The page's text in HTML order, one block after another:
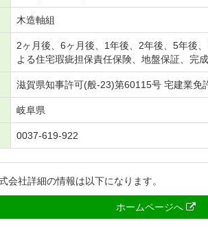
木造軸組
2ヶ月後、6ヶ月後、1年後、2年後、5年後
よる住宅瑕疵担保責任保険、地盤保証、完
滋賀県知事許可(般-23)第60115号 宅建業免
岐阜県
0037-619-922
会社詳細の情報は以下になります。
ホームページへ